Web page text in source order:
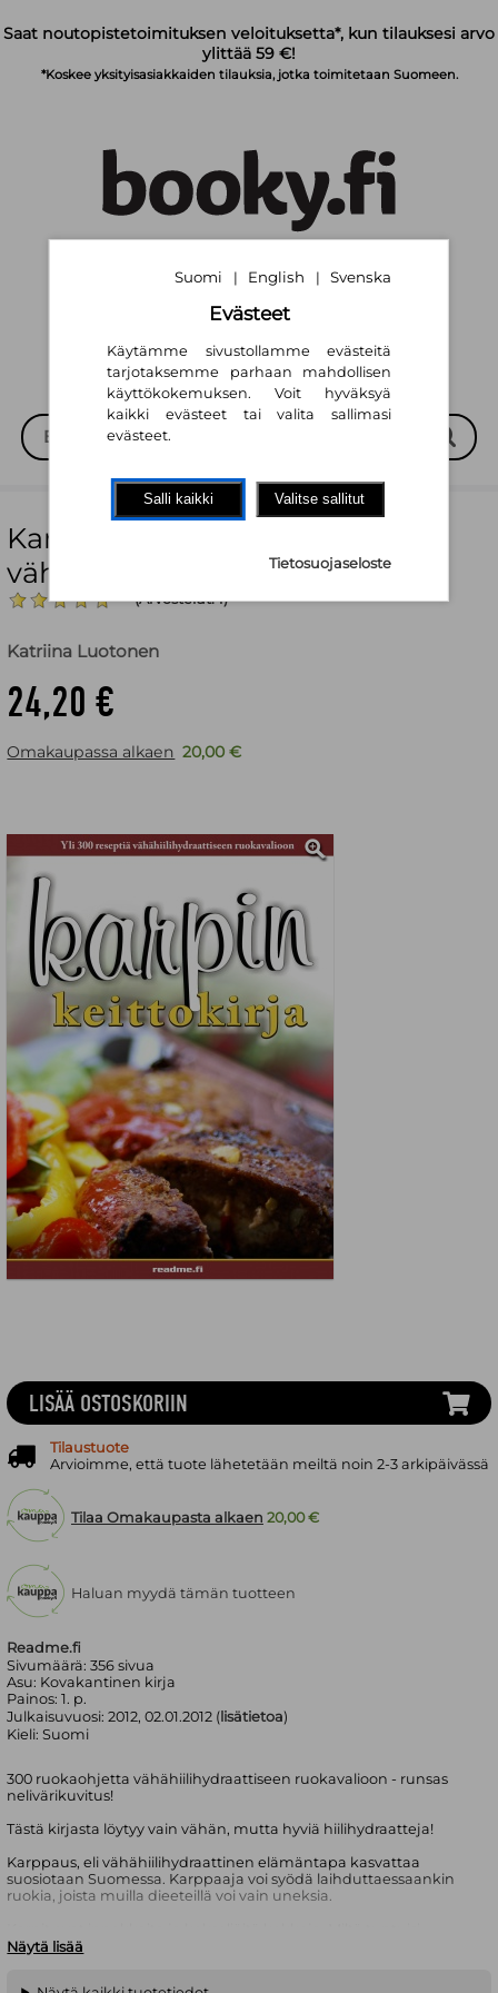
Saat noutopistetoimituksen veloituksetta*, kun tilauksesi arvo
ylittää 59 €!
*Koskee yksityisasiakkaiden tilauksia, jotka toimitetaan Suomeen.
Suomi English | Svenska
Karpin keittokirja : herkkuja
vähillä hiilareilla
(Arvostelut: 1)
Katriina Luotonen
24,20 €
Omakaupassa alkaen 20,00 €
Readme.fi
Sivumäärä:356 sivua
Asu: Kovakantinen kirja
Painos:1. p.
Julkaisuvuosi:2012, 02.01.2012 (lisätietoa)
Kieli:Suomi
300 ruokaohjetta vähähiilihydraattiseen ruokavalioon - runsas
nelivärikuvitus!
Tästä kirjasta löytyy vain vähän, mutta hyviä hiilihydraatteja!
Karppaus, eli vähähiilihydraattinen elämäntapa kasvattaa
suosiotaan Suomessa. Karppaaja voi syödä laihduttaessaankin
ruokia, joista muilla dieeteillä voi vain uneksia.
laihduttaa syömällä salami-jauhelihapihvejä, moussakaa,
Näytä lisää
LISÄÄ OSTOSKORIIN
Tilaustuote
Arvioimme, että tuote lähetetään meiltä noin 2-3 arkipäivässä
Tilaa Omakaupasta alkaen 20,00 €
Haluan myydä tämän tuotteen
Suomi | English | Svenska
Evästeet
Käytämme sivustollamme evästeitä
tarjotaksemme parhaan mahdollisen
käyttökokemuksen. Voit hyväksyä
kaikki evästeet tai valita sallimasi
evästeet.
Salli kaikki Valitse sallitut
Tietosuojaseloste